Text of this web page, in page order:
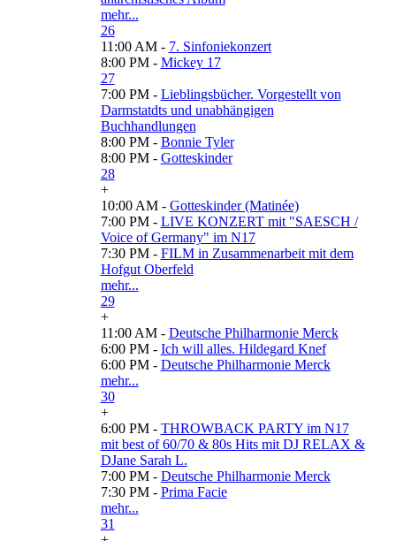
mehr...
26
11:00 AM - 7. Sinfoniekonzert
8:00 PM - Mickey 17
27
7:00 PM - Lieblingsbücher. Vorgestellt von
Darmstatdts und unabhängigen
Buchhandlungen
8:00 PM - Bonnie Tyler
8:00 PM - Gotteskinder
28
+
10:00 AM - Gotteskinder (Matinée)
7:00 PM - LIVE KONZERT mit "SAESCH /
Voice of Germany" im N17
7:30 PM - FILM in Zusammenarbeit mit dem
Hofgut Oberfeld
mehr...
29
+
11:00 AM - Deutsche Philharmonie Merck
6:00 PM - Ich will alles. Hildegard Knef
6:00 PM - Deutsche Philharmonie Merck
mehr...
30
+
6:00 PM - THROWBACK PARTY im N17
mit best of 60/70 & 80s Hits mit DJ RELAX &
DJane Sarah L.
7:00 PM - Deutsche Philharmonie Merck
7:30 PM - Prima Facie
mehr...
31